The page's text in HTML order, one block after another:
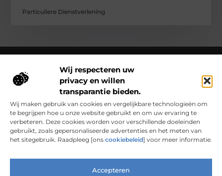
Wij respecteren uw
privacy en willen
transparantie bieden.
Wij maken gebruik van cookies en vergelijkbare technologieën om
te begrijpen hoe u onze website gebruikt en om uw ervaring te
verbeteren. Deze cookies worden voor verschillende doeleinden
gebruikt, zoals gepersonaliseerde advertenties en het meten van
het sitegebruik. Raadpleeg [ons cookiebeleid] voor meer informatie.
Accepteren
Particuliere Dienstverlening
Over Clarapelsadvies
Clarapelsadvies.nl – Een wereld vol verhalen en inzichten.
Ontdek inspirerende blogs en artikelen over alles wat het
dagelijks leven boeiend maakt.
Bericht categorie